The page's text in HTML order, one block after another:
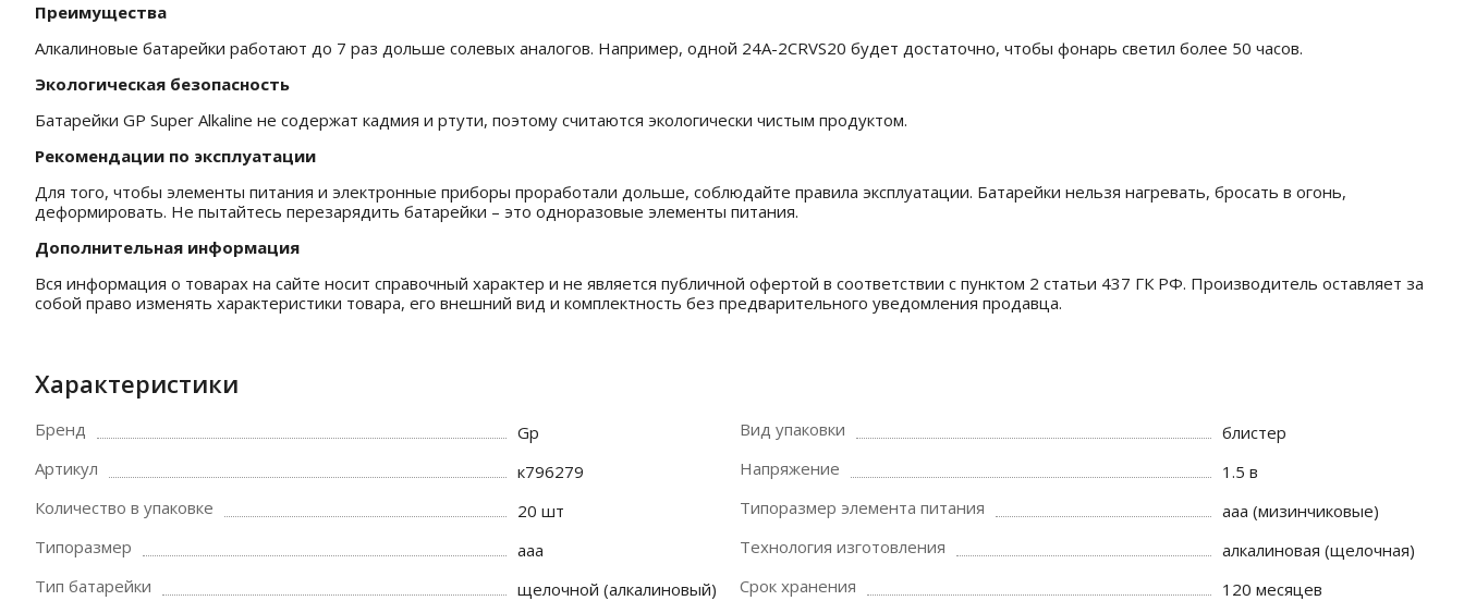
Преимущества
Алкалиновые батарейки работают до 7 раз дольше солевых аналогов. Например, одной 24A-2CRVS20 будет достаточно, чтобы фонарь светил более 50 часов.
Экологическая безопасность
Батарейки GP Super Alkaline не содержат кадмия и ртути, поэтому считаются экологически чистым продуктом.
Рекомендации по эксплуатации
Для того, чтобы элементы питания и электронные приборы проработали дольше, соблюдайте правила эксплуатации. Батарейки нельзя нагревать, бросать в огонь,
деформировать. Не пытайтесь перезарядить батарейки – это одноразовые элементы питания.
Дополнительная информация
Вся информация о товарах на сайте носит справочный характер и не является публичной офертой в соответствии с пунктом 2 статьи 437 ГК РФ. Производитель оставляет за
собой право изменять характеристики товара, его внешний вид и комплектность без предварительного уведомления продавца.
Характеристики
Бренд
Gp
Артикул
к796279
Количество в упаковке
20 шт
Типоразмер
aaa
Тип батарейки
щелочной (алкалиновый)
Вид упаковки
блистер
Напряжение
1.5 в
Типоразмер элемента питания
aaa (мизинчиковые)
Технология изготовления
алкалиновая (щелочная)
Срок хранения
120 месяцев